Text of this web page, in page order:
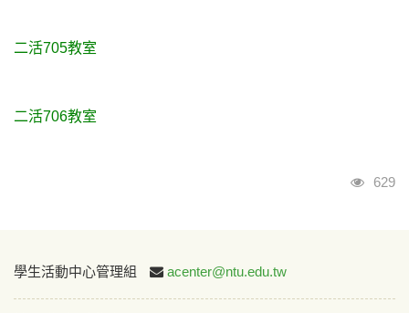
二活705教室
二活706教室
瀏覽
629
:::
學生活動中心管理組 acenter@ntu.edu.tw